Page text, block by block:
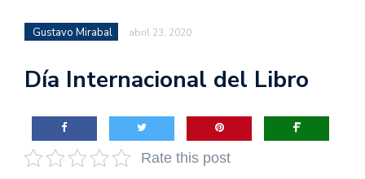
Gustavo Mirabal abril 23, 2020
Día Internacional del Libro
Rate this post